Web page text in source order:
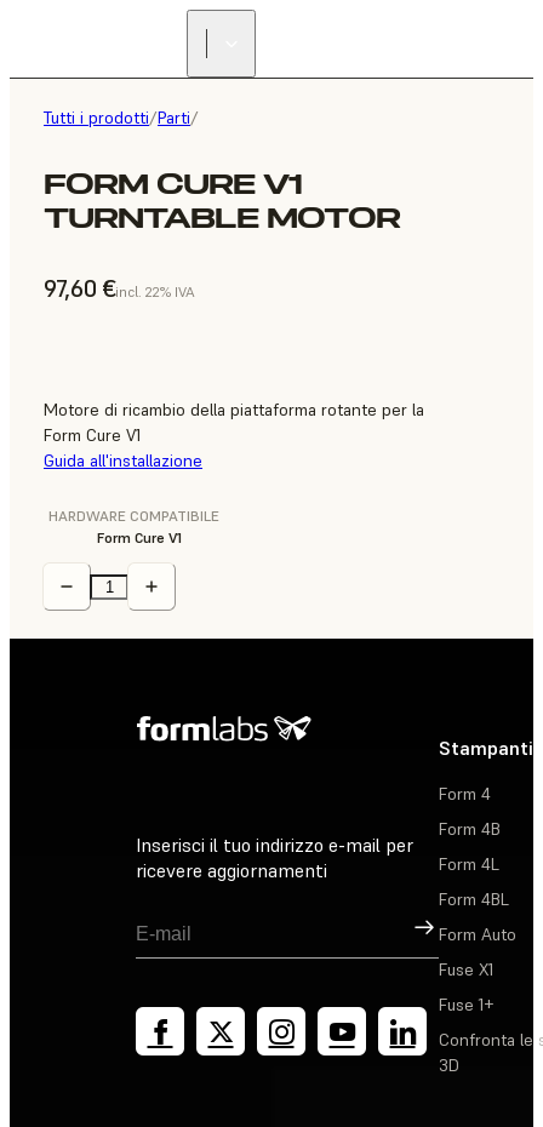
Tutti i prodotti/Parti/
FORM CURE V1
TURNTABLE MOTOR
97,60 €incl. 22% IVA
Motore di ricambio della piattaforma rotante per la
Form Cure V1
Guida all'installazione
HARDWARE COMPATIBILE
Form Cure V1
Inserisci il tuo indirizzo e-mail per
ricevere aggiornamenti
Registrati
Stampanti
Form 4
Form 4B
Form 4L
Form 4BL
Form Auto
Fuse X1
Fuse 1+
Confronta le
3D